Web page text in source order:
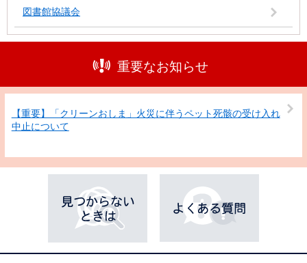
図書館協議会
重要なお知らせ
【重要】「クリーンおしま」火災に伴うペット死骸の受け入れ
中止について